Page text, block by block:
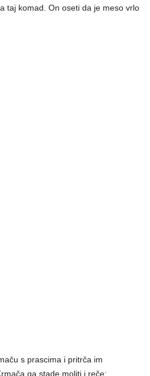
taj komad. On oseti da je meso vrlo
s prascima i pritrča im
ga stade moliti i reče: